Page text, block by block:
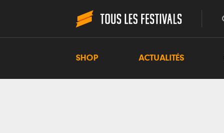
SHOP ACTUALITÉS